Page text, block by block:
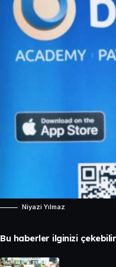
Niyazi Yılmaz
Bu haberler ilginizi çekebilir